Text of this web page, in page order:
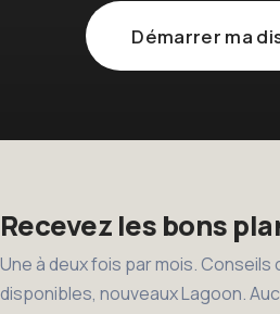
Démarrer ma
Recevez les bons
Une à deux fois par mois.
disponibles, nouveaux Lagoon.